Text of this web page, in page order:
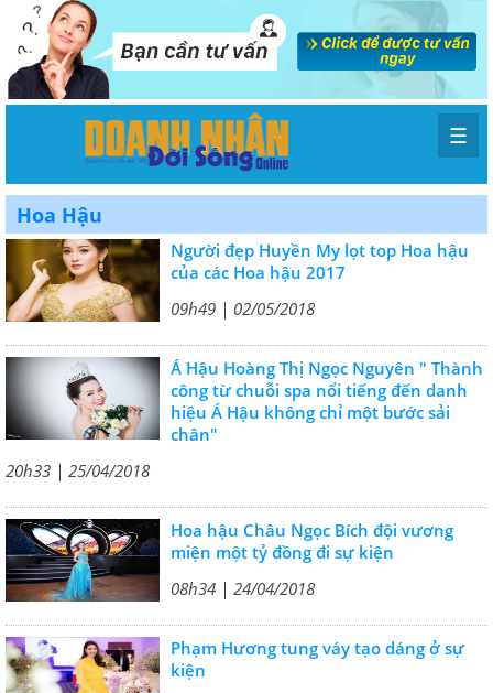
☰
Hoa Hậu
Người đẹp Huyền My lọt top Hoa hậu
của các Hoa hậu 2017
09h49 | 02/05/2018
Á Hậu Hoàng Thị Ngọc Nguyên " Thành
công từ chuỗi spa nổi tiếng đến danh
hiệu Á Hậu không chỉ một bước sải
chân"
20h33 | 25/04/2018
Hoa hậu Châu Ngọc Bích đội vương
miện một tỷ đồng đi sự kiện
08h34 | 24/04/2018
Phạm Hương tung váy tạo dáng ở sự
kiện